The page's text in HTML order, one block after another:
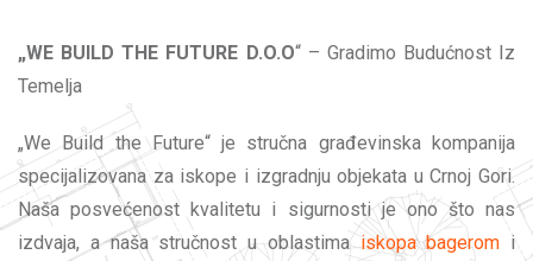
„WE BUILD THE FUTURE D.O.O“ – Gradimo Budućnost Iz
Temelja
„We Build the Future“ je stručna građevinska kompanija
specijalizovana za iskope i izgradnju objekata u Crnoj Gori.
Naša posvećenost kvalitetu i sigurnosti je ono što nas
izdvaja, a naša stručnost u oblastimaiskopa bagerom i